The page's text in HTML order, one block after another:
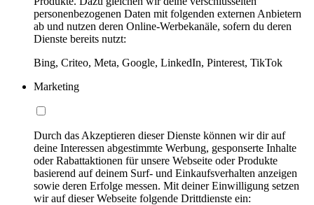
personenbezogenen Daten mit folgenden externen Anbietern
ab und nutzen deren Online-Werbekanäle, sofern du deren
Dienste bereits nutzt:
Bing, Criteo, Meta, Google, LinkedIn, Pinterest, TikTok
Marketing
Durch das Akzeptieren dieser Dienste können wir dir auf
deine Interessen abgestimmte Werbung, gesponserte Inhalte
oder Rabattaktionen für unsere Webseite oder Produkte
basierend auf deinem Surf- und Einkaufsverhalten anzeigen
sowie deren Erfolge messen. Mit deiner Einwilligung setzen
wir auf dieser Webseite folgende Drittdienste ein: